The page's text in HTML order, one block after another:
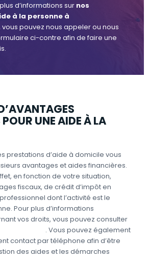
d’informations sur nos
à la personne à
vous pouvez nous appeler ou nous
ci-contre afin de faire une
UNE AIDE À LA
prestations d’aide à domicile vous
avantages et aides financières.
en fonction de votre situation,
fiscaux, de crédit d’impôt en
dont l’activité est le
Pour plus d’informations
vos droits, vous pouvez consulter
. Vous pouvez également
contact par téléphone afin d’être
des aides et les démarches